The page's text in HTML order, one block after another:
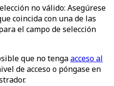
no válido: Asegúrese
coincida con una de las
el campo de selección
que no tengaacceso al
de acceso o póngase en